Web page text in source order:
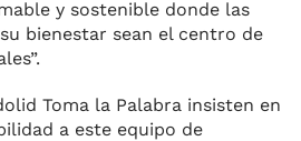
y sostenible donde las
bienestar sean el centro de
Toma la Palabra insisten en
a este equipo de